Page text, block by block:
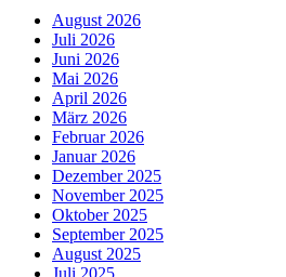
August 2026
Juli 2026
Juni 2026
Mai 2026
April 2026
März 2026
Februar 2026
Januar 2026
Dezember 2025
November 2025
Oktober 2025
September 2025
August 2025
Juli 2025